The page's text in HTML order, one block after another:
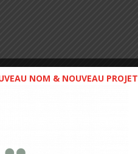
NOM & NOUVEAU PROJET